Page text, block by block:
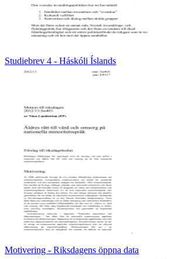
Studiebrev 4 - Háskóli Íslands
Motivering - Riksdagens öppna data